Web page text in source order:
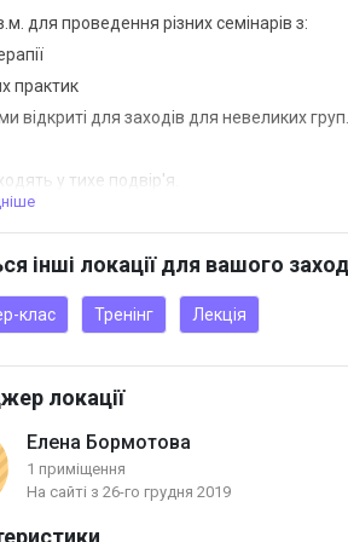
для проведення різних семінарів з:
практик
відкриті для заходів для невеликих груп.
у тихе подвір'я.
столів.
столів
у центрі Києва,
Незалежності,
6.
водою та чашки (одноразовий посуд ваш)
інші локації для вашого
клас Тренінг Лекція
локації
Елена Бормотова
1 приміщення
На сайті з 26-го грудня 2019